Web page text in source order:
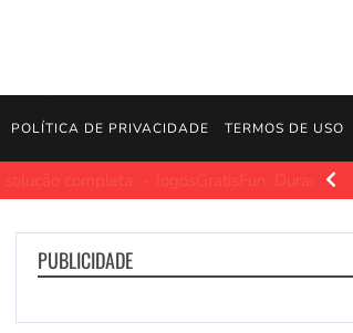
POLÍTICA DE PRIVACIDADE TERMOS DE USO
JogosGratisFun. Polygon.com. Fonte da
PUBLICIDADE